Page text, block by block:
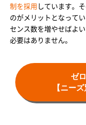
制を採用 しています。
のがメリットとなって
センス数を増やせばよ
必要はありません。
ゼ
【ニー